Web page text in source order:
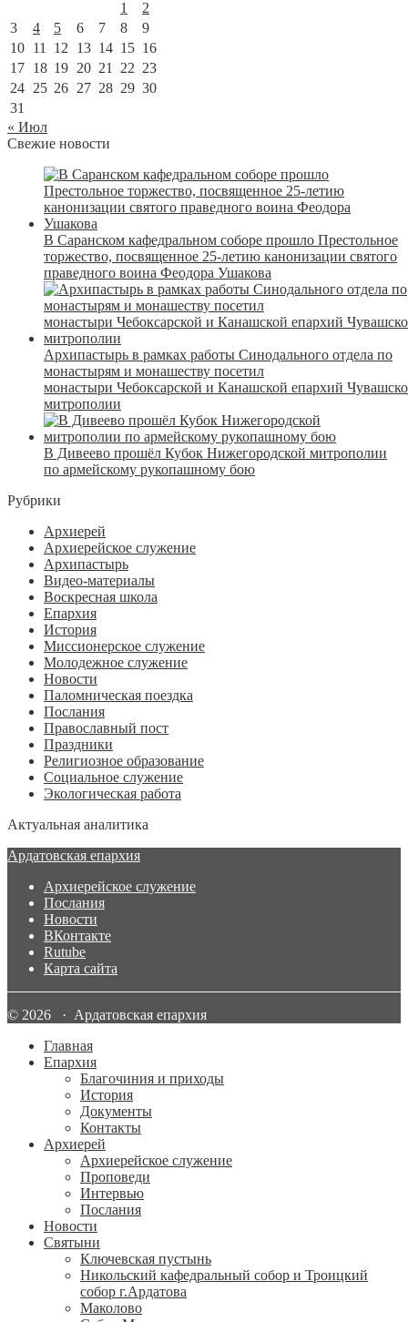
1
2
3
4 5 6 7 8
9
10 11 12 13 14 15 16
17 18 19 20 21 22 23
24 25 26 27 28 29 30
31
« Июл
Свежие новости
В Саранском кафедральном соборе прошло Престольное
торжество, посвященное 25-летию канонизации святого
праведного воина Феодора Ушакова
Архипастырь в рамках работы Синодального отдела по
монастырям и монашеству посетил
монастыри Чебоксарской и Канашской епархий
митрополии
В Дивеево прошёл Кубок Нижегородской митрополии
по армейскому рукопашному бою
Рубрики
Архиерей
Архиерейское служение
Архипастырь
Видео-материалы
Воскресная школа
Епархия
История
Миссионерское служение
Молодежное служение
Новости
Паломническая поездка
Послания
Православный пост
Праздники
Религиозное образование
Социальное служение
Экологическая работа
Актуальная аналитика
Ардатовская епархия
Архиерейское служение
Послания
Новости
ВКонтакте
Rutube
Карта сайта
© 2026 · Ардатовская епархия
Главная
Епархия
Благочиния и приходы
История
Документы
Контакты
Архиерей
Архиерейское служение
Проповеди
Интервью
Послания
Новости
Святыни
Ключевская пустынь
Никольский кафедральный собор и Троицкий
собор г.Ардатова
Маколово